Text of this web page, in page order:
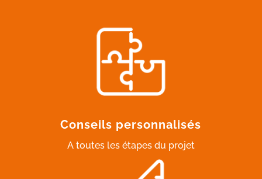
Conseils personnalisés
A toutes les étapes du projet